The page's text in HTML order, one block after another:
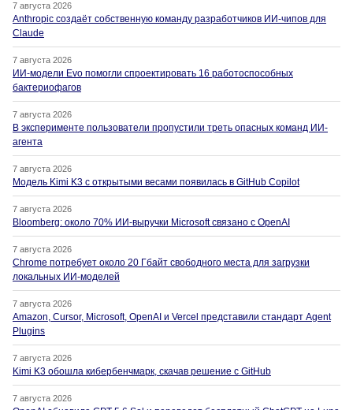
7 августа 2026
Anthropic создаёт собственную команду разработчиков ИИ-чипов для
Claude
7 августа 2026
ИИ-модели Evo помогли спроектировать 16 работоспособных
бактериофагов
7 августа 2026
В эксперименте пользователи пропустили треть опасных команд ИИ-
агента
7 августа 2026
Модель Kimi K3 с открытыми весами появилась в GitHub Copilot
7 августа 2026
Bloomberg: около 70% ИИ-выручки Microsoft связано с OpenAI
7 августа 2026
Chrome потребует около 20 Гбайт свободного места для загрузки
локальных ИИ-моделей
7 августа 2026
Amazon, Cursor, Microsoft, OpenAI и Vercel представили стандарт Agent
Plugins
7 августа 2026
Kimi K3 обошла кибербенчмарк, скачав решение с GitHub
7 августа 2026